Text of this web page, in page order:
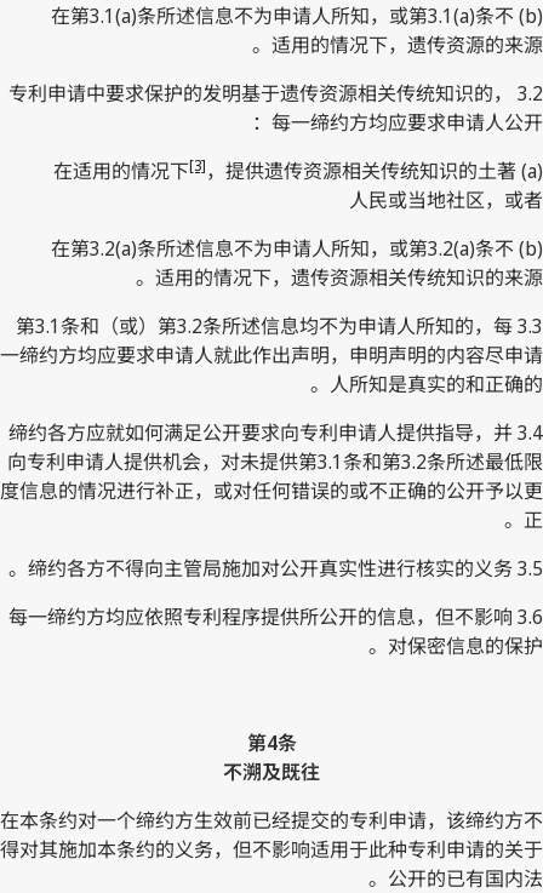
(b) 在第3.1(a)条所述信息不为申请人所知，或第3.1(a)条不
适用的情况下，遗传资源的来源。
3.2 专利申请中要求保护的发明基于遗传资源相关传统知识的，
每一缔约方均应要求申请人公‍开：
(a) 在适用的情况下
[3]，提供遗传资源相关传统知识的土著
人民或当地社区，或者
(b) 在第3.2(a)条所述信息不为申请人所知，或第3.2(a)条不
适用的情况下，遗传资源相关传统知识的来源。
3.3 第3.1条和（或）第3.2条所述信息均不为申请人所知的，每
一缔约方均应要求申请人就此作出声明，申明声明的内容尽申请
人所知是真实的和正确的。
3.4 缔约各方应就如何满足公开要求向专利申请人提供指导，并
向专利申请人提供机会，对未提供第3.1条和第3.2条所述最低限
度信息的情况进行补正，或对任何错误的或不正确的公开予以更
正。
3.5 缔约各方不得向主管局施加对公开真实性进行核实的义务。
3.6 每一缔约方均应依照专利程序提供所公开的信息，但不影响
对保密信息的保护。
第4条
不溯及既往
在本条约对一个缔约方生效前已经提交的专利申请，该缔约方不
得对其施加本条约的义务，但不影响适用于此种专利申请的关于
公开的已有国内法。